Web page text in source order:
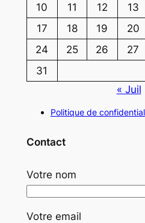
10
11 12 13
17
18 19 20
24
25 26 27
31
« Juil
Politique de
Contact
Votre nom
Votre email